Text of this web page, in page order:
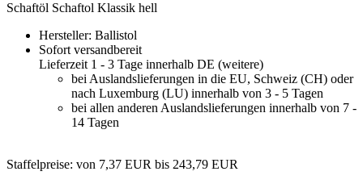
Schaftöl Schaftol Klassik hell
Hersteller: Ballistol
Sofort versandbereit
Lieferzeit 1 - 3 Tage innerhalb DE (weitere)
bei Auslandslieferungen in die EU, Schweiz (CH) oder
nach Luxemburg (LU) innerhalb von 3 - 5 Tagen
bei allen anderen Auslandslieferungen innerhalb von 7 -
14 Tagen
Staffelpreise: von 7,37 EUR bis 243,79 EUR